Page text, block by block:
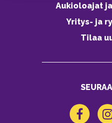
Aukioloajat
Yritys- ja
Tilaa